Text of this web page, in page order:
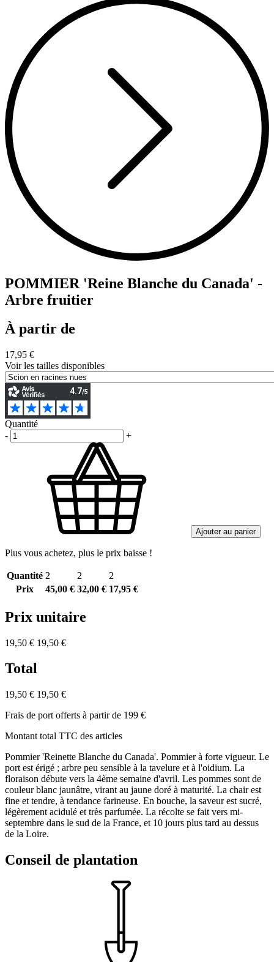
POMMIER 'Reine Blanche du Canada' -
Arbre fruitier
À partir de
17,95 €
Voir les tailles disponibles
Quantité
-
+
Ajouter au panier
Plus vous achetez, plus le prix baisse !
Quantité 2 2
2
Prix
45,00 € 32,00 € 17,95 €
Prix unitaire
19,50 € 19,50 €
Total
19,50 € 19,50 €
Frais de port offerts à partir de 199 €
Montant total TTC des articles
Pommier 'Reinette Blanche du Canada'. Pommier à forte vigueur. Le
port est érigé ; arbre peu sensible à la tavelure et à l'oidium. La
floraison débute vers la 4ème semaine d'avril. Les pommes sont de
couleur blanc jaunâtre, virant au jaune doré à maturité. La chair est
fine et tendre, à tendance farineuse. En bouche, la saveur est sucré,
légèrement acidulé et très parfumée. La récolte se fait vers mi-
septembre dans le sud de la France, et 10 jours plus tard au dessus
de la Loire.
Conseil de plantation